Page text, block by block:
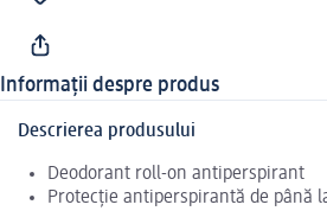
Informații despre produs
Descrierea produsului
Deodorant roll-on antiperspirant
Protecție antiperspirantă de până